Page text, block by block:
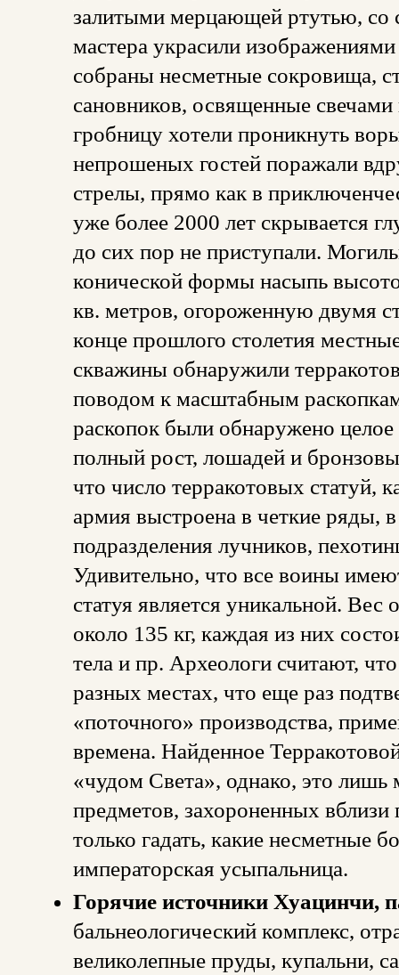
залитыми мерцающей ртутью, со
мастера украсили
собраны несметные сокровища,
сановников, освященные свечами
гробницу хотели проникнуть
непрошеных гостей поражали
стрелы, прямо как в
уже более 2000 лет скрывается
до сих пор не приступали.
конической формы насыпь
кв. метров, огороженную двумя
конце прошлого столетия
скважины обнаружили
поводом к масштабным
раскопок были обнаружено
полный рост, лошадей и
что число терракотовых статуй,
армия выстроена в четкие ряды,
подразделения лучников,
Удивительно, что все воины
статуя является уникальной. Вес
около 135 кг, каждая из них
тела и пр. Археологи считают,
разных местах, что еще раз
«поточного» производства,
времена. Найденное
«чудом Света», однако, это лишь
предметов, захороненных
только гадать, какие несметные
императорская усыпальница.
Горячие источники Хуацинчи,
бальнеологический комплекс,
великолепные пруды, купальни,